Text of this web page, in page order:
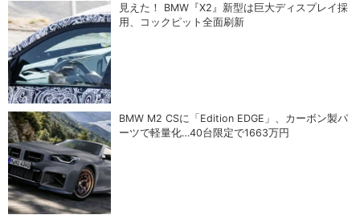
見えた！ BMW『X2』新型は巨大ディスプレイ採
用、コックピット全面刷新
BMW M2 CSに「Edition EDGE」、カーボン製パ
ーツで軽量化…40台限定で1663万円